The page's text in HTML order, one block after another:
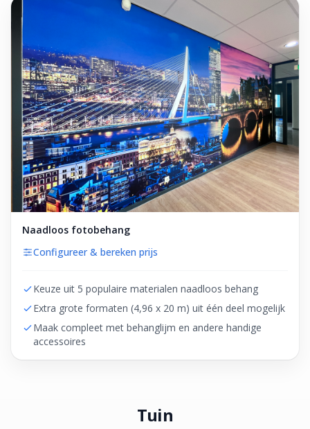
Naadloos fotobehang
Configureer & bereken prijs
Keuze uit 5 populaire materialen naadloos behang
Extra grote formaten (4,96 x 20 m) uit één deel mogelijk
Maak compleet met behanglijm en andere handige
accessoires
Tuin